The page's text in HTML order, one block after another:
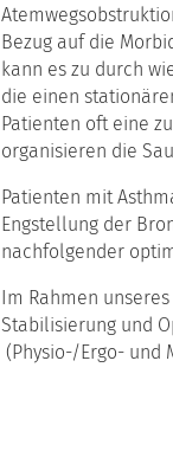
Bezug auf die
kann es zu durch
die einen
Patienten oft eine
organisieren die
Patienten mit
Engstellung der
nachfolgender
Im Rahmen
Stabilisierung und
(Physio-/Ergo- und